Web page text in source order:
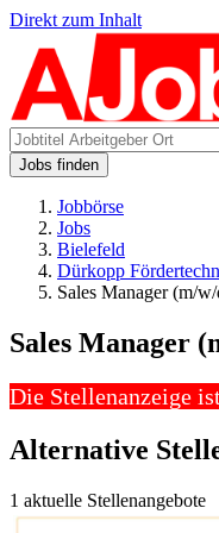
Direkt zum Inhalt
Jobs finden
Jobbörse
Jobs
Bielefeld
Dürkopp
Sales Manager (m/
Sales Manager
Die Stellenanzeige
Alternative
1 aktuelle Stellenangebote